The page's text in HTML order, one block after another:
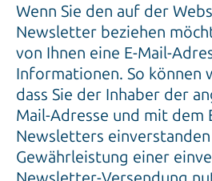
Wenn Sie den auf der
Newsletter beziehen
von Ihnen eine E-Mail-
Informationen. So können
dass Sie der Inhaber der
Mail-Adresse und mit dem
Newsletters
Gewährleistung einer